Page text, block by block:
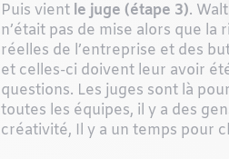
Puis vient le juge (étape 3).
n’était pas de mise alors que la
réelles de l’entreprise et des
et celles-ci doivent leur avoir
questions. Les juges sont là
toutes les équipes, il y a des
créativité, Il y a un temps pour